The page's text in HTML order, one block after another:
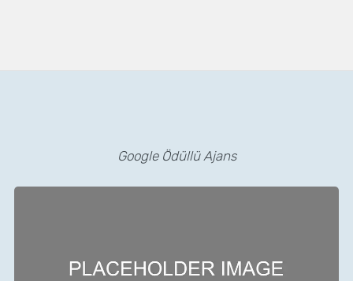
Google Ödüllü Ajans